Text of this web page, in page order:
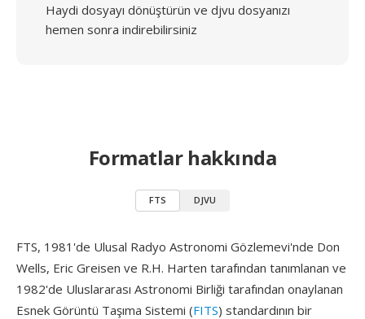
Haydi dosyayı dönüştürün ve djvu dosyanızı
hemen sonra indirebilirsiniz
Formatlar hakkında
FTS DJVU
FTS, 1981'de Ulusal Radyo Astronomi Gözlemevi'nde Don
Wells, Eric Greisen ve R.H. Harten tarafından tanımlanan ve
1982'de Uluslararası Astronomi Birliği tarafından onaylanan
Esnek Görüntü Taşıma Sistemi (FITS) standardının bir